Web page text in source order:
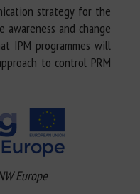
strategy for the
and change
IPM programmes will
to control PRM
Europe